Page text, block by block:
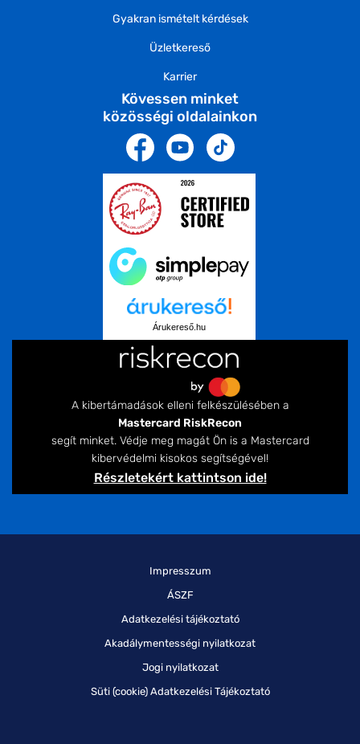
Gyakran ismételt kérdések
Üzletkereső
Karrier
Kövessen minket
közösségi oldalainkon
Árukereső.hu
A kibertámadások elleni felkészülésében a
Mastercard RiskRecon
segít minket. Védje meg magát Ön is a Mastercard
kibervédelmi kisokos segítségével!
Részletekért kattintson ide!
Impresszum
ÁSZF
Adatkezelési tájékoztató
Akadálymentességi nyilatkozat
Jogi nyilatkozat
Süti (cookie) Adatkezelési Tájékoztató